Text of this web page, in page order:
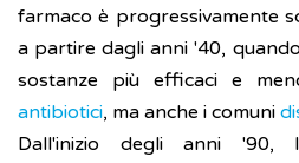
farmaco è progressivamente
a partire dagli anni '40,
sostanze più efficaci e
antibiotici, ma anche i comuni
Dall'inizio degli anni '90,